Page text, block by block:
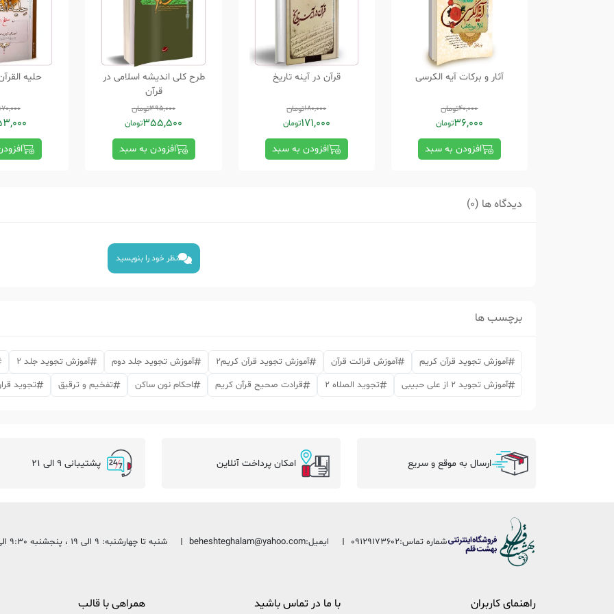
آثار و برکات آیه الکرسی
40,000تومان
36,000تومان
افزودن به سبد
قرآن در آینه تاریخ
180,000تومان
171,000تومان
افزودن به سبد
طرح کلی اندیشه اسلامی در
قرآن
395,000تومان
355,500تومان
افزودن به سبد
حلیه
دیدگاه ها (0)
نظر خود را بنویسید
برچسب ها
آموزش تجوید قرآن کریم آموزش قرائت قرآن آموزش تجوید قرآن کریم2 آموزش تجوید جلد دوم آموزش تجوید جلد 2
آموزش تجوید 2 از علی حبیبی
تجوید الصلاه 2 قرادت صحیح قرآن کریم احکام نون ساکن تفخیم و ترقیق تجوید
ارسال به موقع و سریع امکان پرداخت آنلاین پشتیبانی 9 الی 21
شماره تماس:09129173602 ایمیل:beheshteghalam@yahoo.com شنبه تا چهارشنبه: 9 الی 19 ، پنجشنبه 9:30 الی 13:30
راهنمای کاربران با ما در تماس باشید همراهی با قالب